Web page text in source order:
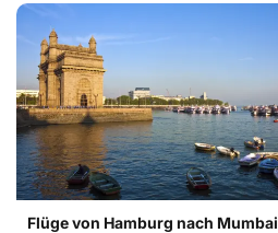
Flüge von Hamburg nach Mumbai